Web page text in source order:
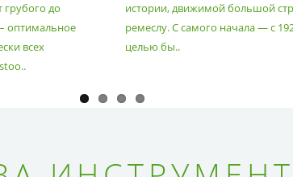
грубого до
оптимальное
всех
истории, движимой большой
ремеслу. С самого начала — с
целью бы..